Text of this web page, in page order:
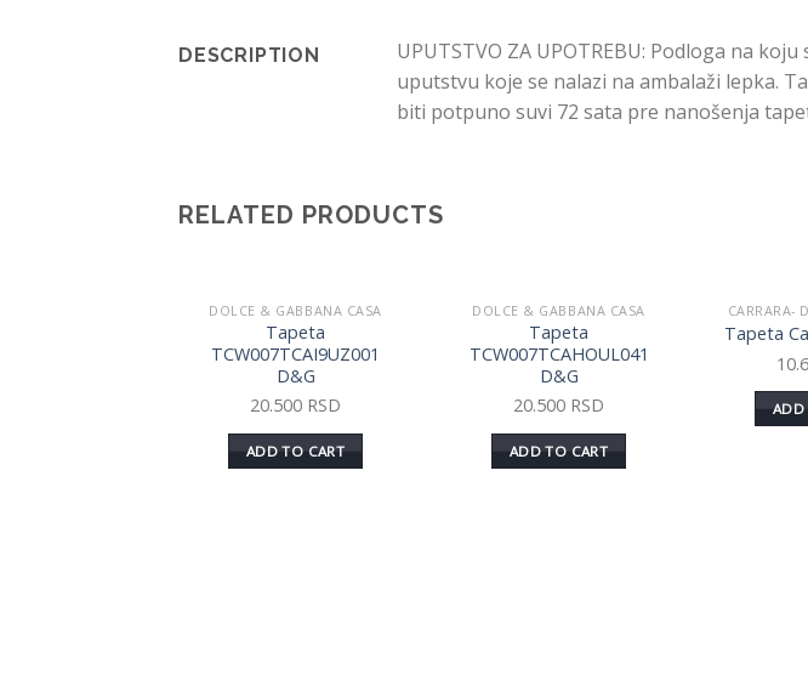
DESCRIPTION
UPUTSTVO ZA UPOTREBU: Podloga na
uputstvu koje se nalazi na ambalaži lepka.
biti potpuno suvi 72 sata pre nanošenja
RELATED PRODUCTS
želja
DOLCE & GABBANA CASA
Tapeta
TCW007TCAI9UZ001
D&G
20.500 RSD
ADD TO CART
želja
DOLCE & GABBANA CASA
Tapeta
TCW007TCAHOUL041
D&G
20.500 RSD
ADD TO CART
CARRARA-
Tapeta
ADD